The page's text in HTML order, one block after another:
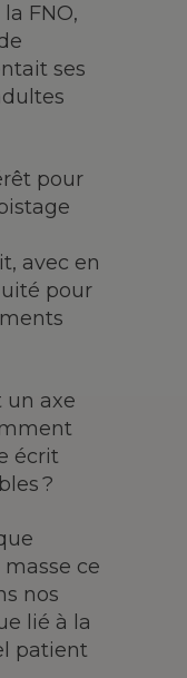
FNO,
ses
pour
avec en
pour
un axe
écrit
?
masse ce
nos
lié à la
patient